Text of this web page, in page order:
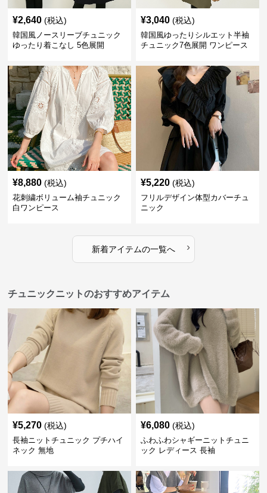
¥2,640 (税込)
韓国風ノースリーブチュニック
ゆったり着こなし 5色展開
¥3,040 (税込)
韓国風ゆったりシルエット半袖
チュニック7色展開 ワンピース
¥8,880 (税込)
花刺繍ボリューム袖チュニック
白ワンピース
¥5,220 (税込)
フリルデザイン体型カバーチュ
ニック
新着アイテムの一覧へ ›
チュニックニットのおすすめアイテム
¥5,270 (税込)
長袖ニットチュニック プチハイ
ネック 無地
¥6,080 (税込)
ふわふわシャギーニットチュニ
ック レディース 長袖